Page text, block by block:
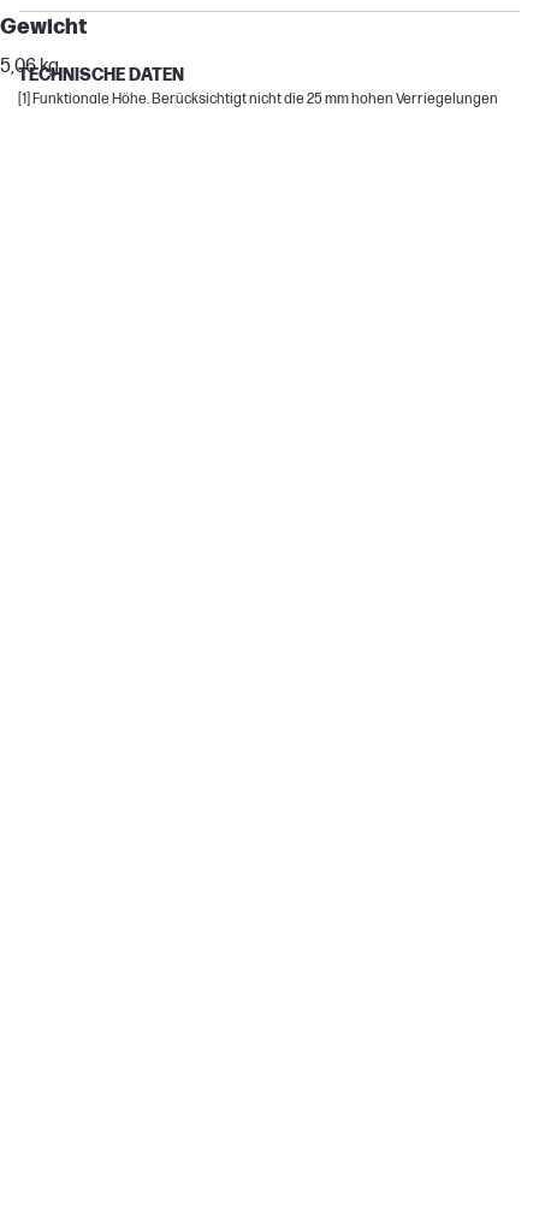
Gewicht
5,06 kg
LaserJet Flow
TECHNISCHE DATEN
[1] Funktionale Höhe. Berücksichtigt nicht die 25 mm hohen Verriegelungen